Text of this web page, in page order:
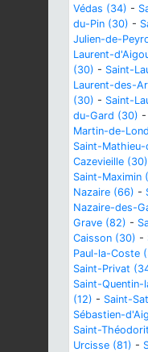
Védas (34) -
du-Pin (30) -
Julien-de-
Laurent-
(30) - Saint-
Laurent-des-
(30) - Saint-
du-Gard (30) -
Martin-de-
Saint-
Cazevieille (30)
Saint-Maximin
Nazaire (66) -
Nazaire-des-
Grave (82) -
Caisson (30) -
Paul-la-Coste
Saint-Privat
Saint-
(12) - Saint-
Sébastien-
Saint-
Urcisse (81) -